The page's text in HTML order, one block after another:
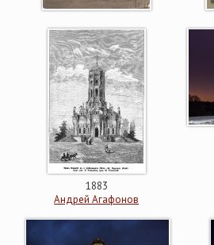
1883
Андрей Агафонов